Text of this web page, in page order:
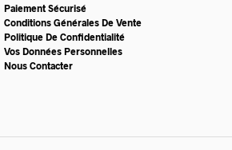
Paiement Sécurisé
Conditions Générales De Vente
Politique De Confidentialité
Vos Données Personnelles
Nous Contacter